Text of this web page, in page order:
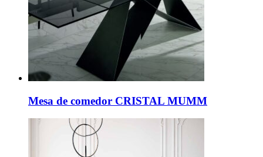
Mesa de comedor CRISTAL MUMM